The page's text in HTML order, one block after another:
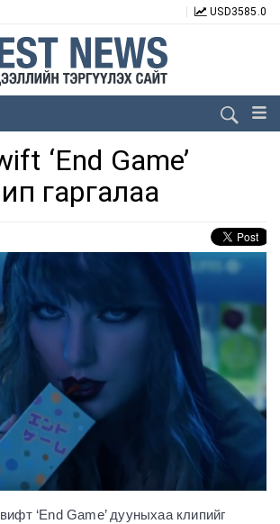
USD3585.0
‘End Game’
гаргалаа
‘End Game’ дууныхаа клипийг